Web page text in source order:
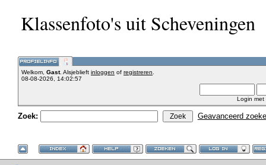
Klassenfoto's uit Scheveningen
Welkom, Gast. Alsjeblieft inloggen of registreren
08-08-2026, 14:02:57
Login met
Zoek: Geavanceerd